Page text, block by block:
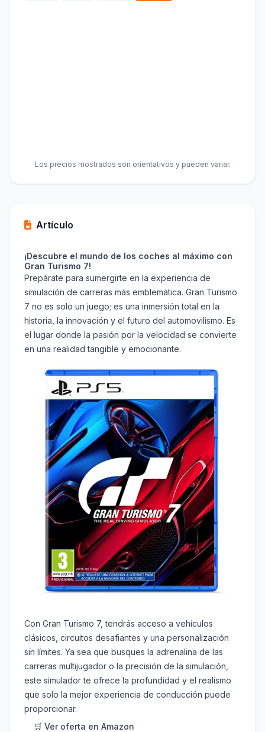
Los precios mostrados son orientativos y pueden variar.
Artículo
¡Descubre el mundo de los coches al máximo con
Gran Turismo 7!
Prepárate para sumergirte en la experiencia de
simulación de carreras más emblemática. Gran Turismo
7 no es solo un juego; es una inmersión total en la
historia, la innovación y el futuro del automovilismo. Es
el lugar donde la pasión por la velocidad se convierte
en una realidad tangible y emocionante.
Con Gran Turismo 7, tendrás acceso a vehículos
clásicos, circuitos desafiantes y una personalización
sin límites. Ya sea que busques la adrenalina de las
carreras multijugador o la precisión de la simulación,
este simulador te ofrece la profundidad y el realismo
que solo la mejor experiencia de conducción puede
proporcionar.
🛒 Ver oferta en Amazon